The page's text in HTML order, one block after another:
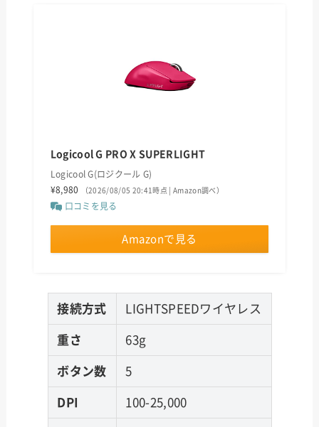
Logicool G PRO X SUPERLIGHT
Logicool G(ロジクール G)
¥8,980
（2026/08/05 20:41時点 | Amazon調べ）
口コミを見る
Amazonで見る
接続方式 LIGHTSPEEDワイヤレス
重さ 63g
ボタン数 5
DPI 100-25,000